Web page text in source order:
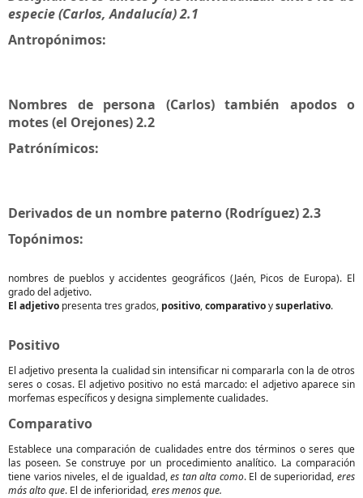
especie (Carlos, Andalucía) 2.1
Antropónimos:
Nombres de persona (Carlos) también apodos o
motes (el Orejones) 2.2
Patrónímicos:
Derivados de un nombre paterno (Rodríguez) 2.3
Topónimos:
nombres de pueblos y accidentes geográficos (Jaén, Picos de Europa). El
grado del adjetivo.
El adjetivo presenta tres grados, positivo,comparativoysuperlativo.
Positivo
El adjetivo presenta la cualidad sin intensificar ni compararla con la de otros
seres o cosas. El adjetivo positivo no está marcado: el adjetivo aparece sin
morfemas específicos y designa simplemente cualidades.
Comparativo
Establece una comparación de cualidades entre dos términos o seres que
las poseen. Se construye por un procedimiento analítico. La comparación
tiene varios niveles, el de igualdad,es tan alta como. El de superioridad, eres
más alto que. El de inferioridad, eres menos que.